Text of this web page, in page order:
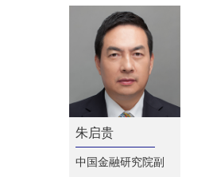
朱启贵
中国金融研究院副